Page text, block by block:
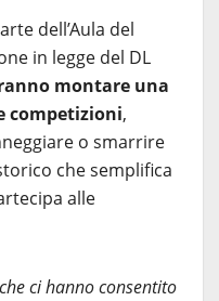
dell’Aula del
in legge del DL
montare una
competizioni,
o smarrire
che semplifica
alle
ci hanno consentito